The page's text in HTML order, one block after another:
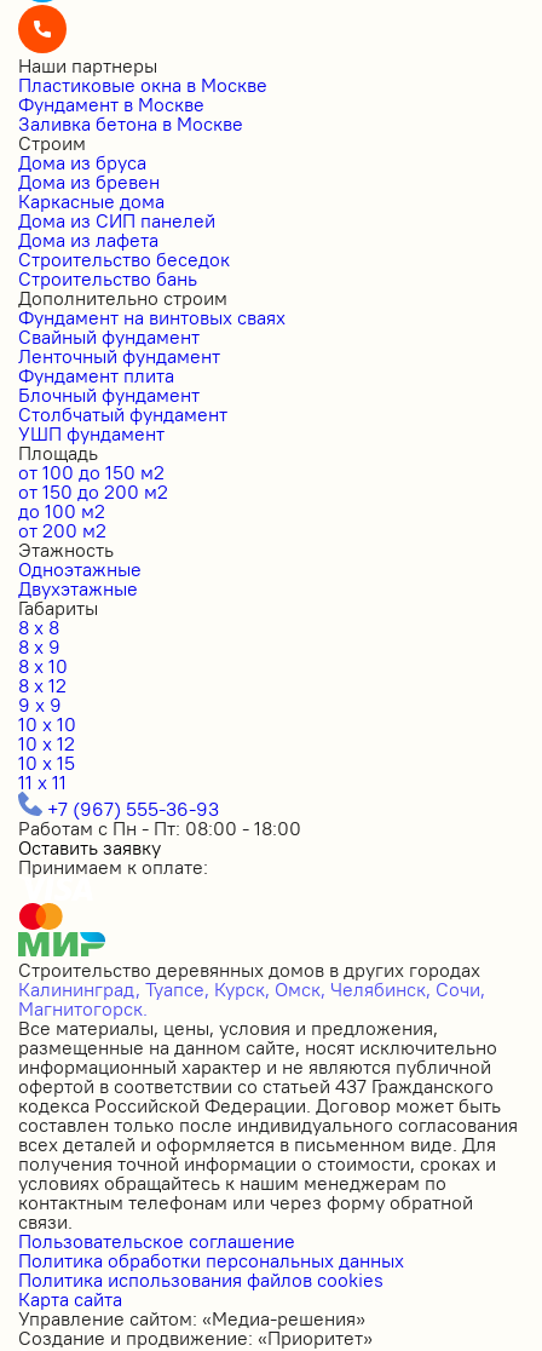
Наши партнеры
Пластиковые окна в Москве
Фундамент в Москве
Заливка бетона в Москве
Строим
Дома из бруса
Дома из бревен
Каркасные дома
Дома из СИП панелей
Дома из лафета
Строительство беседок
Строительство бань
Дополнительно строим
Фундамент на винтовых сваях
Свайный фундамент
Ленточный фундамент
Фундамент плита
Блочный фундамент
Столбчатый фундамент
УШП фундамент
Площадь
от 100 до 150 м2
от 150 до 200 м2
до 100 м2
от 200 м2
Этажность
Одноэтажные
Двухэтажные
Габариты
8 x 8
8 x 9
8 x 10
8 x 12
9 x 9
10 x 10
10 x 12
10 x 15
11 x 11
+7 (967) 555-36-93
Работам с Пн - Пт: 08:00 - 18:00
Оставить заявку
Принимаем к оплате:
Строительство деревянных домов в других городах
Калининград, Туапсе, Курск, Омск, Челябинск, Сочи,
Магнитогорск.
Все материалы, цены, условия и предложения,
размещенные на данном сайте, носят исключительно
информационный характер и не являются публичной
офертой в соответствии со статьей 437 Гражданского
кодекса Российской Федерации. Договор может быть
составлен только после индивидуального согласования
всех деталей и оформляется в письменном виде. Для
получения точной информации о стоимости, сроках и
условиях обращайтесь к нашим менеджерам по
контактным телефонам или через форму обратной
связи.
Пользовательское соглашение
Политика обработки персональных данных
Политика использования файлов cookies
Карта сайта
Управление сайтом: «Медиа-решения»
Создание и продвижение: «Приоритет»